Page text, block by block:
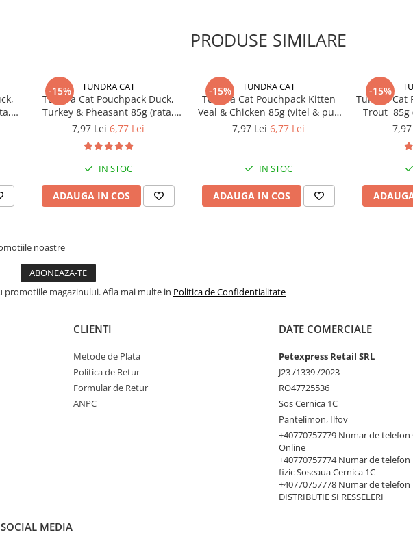
PRODUSE SIMILARE
-15% TUNDRA CAT
Tundra Cat Pouchpack Duck,
Turkey & Pheasant 85g (rata,
curcan & fazan) Hrana Umeda
7,97 Lei6,77 Lei
IN STOC
ADAUGA IN COS
-15% TUNDRA CAT
Tundra Cat Pouchpack Kitten
Veal & Chicken 85g (vitel & pui)
Hrana Umeda Pisici
7,97 Lei6,77 Lei
IN STOC
ADAUGA IN COS
-15%
Tundra Cat
Trout 85g
noastre
promotiile magazinului. Afla mai multe in Politica de Confidentialitate
CLIENTI
Metode de Plata
Politica de Retur
Formular de Retur
ANPC
DATE COMERCIALE
Petexpress Retail SRL
J23 /1339 /2023
RO47725536
Sos Cernica 1C
Pantelimon, Ilfov
+40770757779 Numar de telefon
Online
+40770757774 Numar de telefon
fizic Soseaua Cernica 1C
+40770757778 Numar de
DISTRIBUTIE SI RESSELERI
MEDIA